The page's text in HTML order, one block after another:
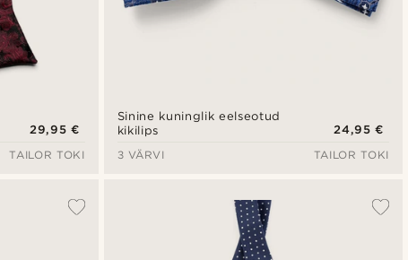
29,95 €
TAILOR TOKI
Sinine kuninglik eelseotud
kikilips
24,95 €
3 VÄRVI
TAILOR TOKI